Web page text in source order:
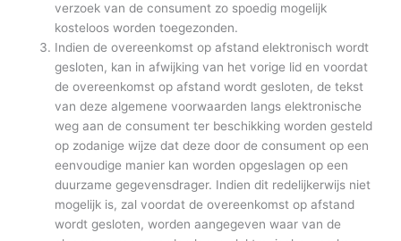
verzoek van de consument zo spoedig mogelijk
kosteloos worden toegezonden.
Indien de overeenkomst op afstand elektronisch wordt
gesloten, kan in afwijking van het vorige lid en voordat
de overeenkomst op afstand wordt gesloten, de tekst
van deze algemene voorwaarden langs elektronische
weg aan de consument ter beschikking worden gesteld
op zodanige wijze dat deze door de consument op een
eenvoudige manier kan worden opgeslagen op een
duurzame gegevensdrager. Indien dit redelijkerwijs niet
mogelijk is, zal voordat de overeenkomst op afstand
wordt gesloten, worden aangegeven waar van de